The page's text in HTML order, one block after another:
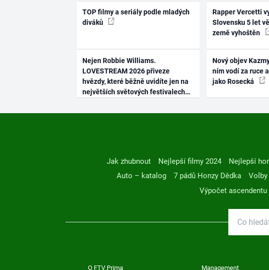
TOP filmy a seriály podle mladých
diváků
Nejen Robbie Williams.
LOVESTREAM 2026 přiveze
hvězdy, které běžně uvidíte jen na
největších světových festivalech
Rapper Vercetti
Slovensku 5 let
země vyhoštěn
Nový objev
ním vodí za ruce
jako Rosecká
Jak zhubnout Nejlepší filmy 2024 Nejlepší
Auto – katalog
7 pádů Honzy Dědka Volby
Výpočet ascendentu
O FTV Prima Management